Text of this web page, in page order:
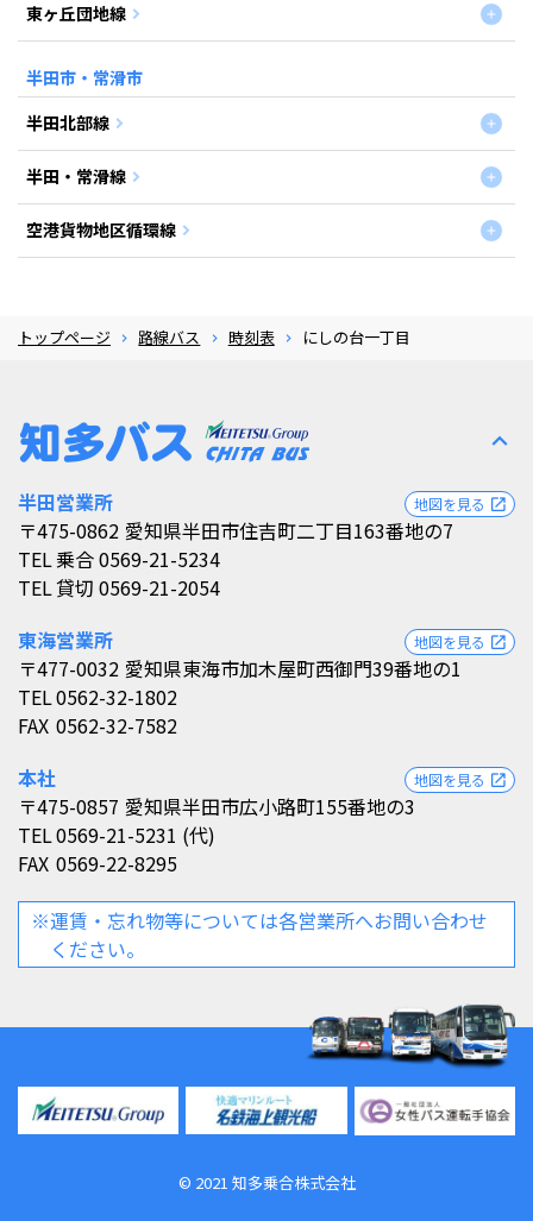
東ヶ丘団地線
半田市・常滑市
半田北部線
半田・常滑線
空港貨物地区循環線
トップページ 路線バス 時刻表 にしの台一丁目
expand_less
半田営業所
〒475-0862 愛知県半田市住吉町二丁目163番地の7
地図を見る open_in_new
TEL乗合 0569-21-5234
TEL貸切 0569-21-2054
東海営業所
〒477-0032 愛知県東海市加木屋町西御門39番地の1
地図を見る open_in_new
TEL0562-32-1802
FAX 0562-32-7582
本社
〒475-0857 愛知県半田市広小路町155番地の3
地図を見る open_in_new
TEL0569-21-5231 (代)
FAX 0569-22-8295
※運賃・忘れ物等については各営業所へお問い合わせ
ください。
©︎ 2021 知多乗合株式会社